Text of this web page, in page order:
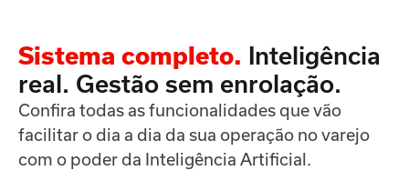
Sistema completo. Inteligência
real. Gestão sem enrolação.
Confira todas as funcionalidades que vão
facilitar o dia a dia da sua operação no varejo
com o poder da Inteligência Artificial.